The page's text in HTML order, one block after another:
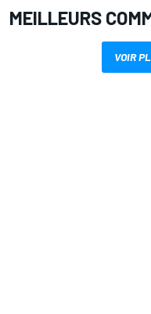
MEILLEURS
VOIR